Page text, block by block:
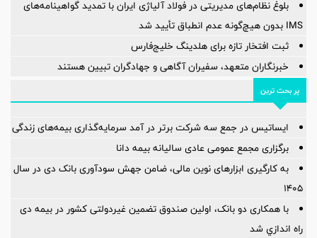
بلوغ نظام‌های مدیریتی در فولاد آلیاژی ایران با تمدید گواهینامه‌های
IMS بدون هیچ‌گونه عدم انطباق تأیید شد
ثبت افتخار تازه برای هلدینگ خلیج‌فارس
خبرنگاران متعهد، سفیران آگاهی و جهادگران تبیین هستند
پر بحث ترین
ایساتیس در جمع سه شرکت برتر در آمد سرمایه‌گذاری بیمه‌های زندگی
برگزاری مجمع عمومی عادی سالیانه بیمه دانا
به کارگیری ابزارهای نوین مالی، ضامن جهش سودآوری بانک دی در سال
۱۴۰۵
با همکاری دو بانک، اولین صندوق تضمین غیردولتی کشور در بیمه دی
راه اندازي شد